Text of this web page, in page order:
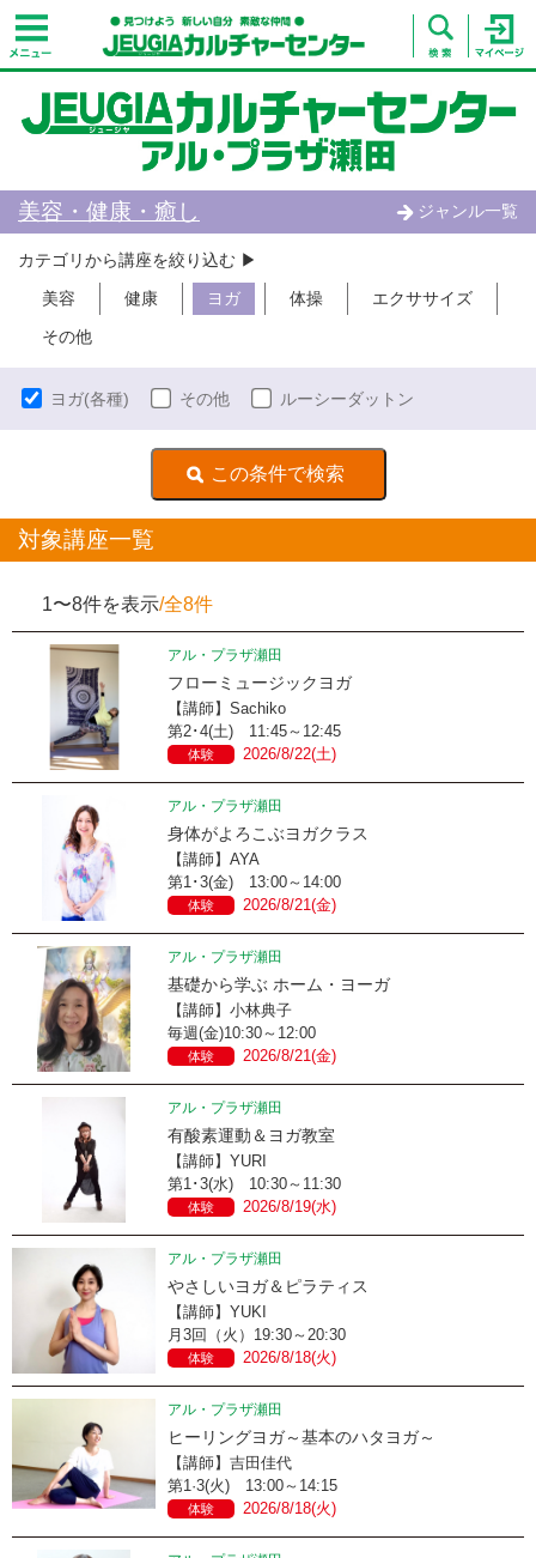
美容・健康・癒し ジャンル一覧
カテゴリから講座を絞り込む ▶︎
美容
健康 ヨガ 体操
エクササイズ
その他
ヨガ(各種) その他 ルーシーダットン
対象講座一覧
1〜8件を表示/全8件
アル・プラザ瀬田
フローミュージックヨガ
【講師】Sachiko
第2･4(土) 11:45～12:45
体験 2026/8/22(土)
アル・プラザ瀬田
身体がよろこぶヨガクラス
【講師】AYA
第1･3(金) 13:00～14:00
体験 2026/8/21(金)
アル・プラザ瀬田
基礎から学ぶ ホーム・ヨーガ
【講師】小林典子
毎週(金)10:30～12:00
体験 2026/8/21(金)
アル・プラザ瀬田
有酸素運動＆ヨガ教室
【講師】YURI
第1･3(水) 10:30～11:30
体験 2026/8/19(水)
アル・プラザ瀬田
やさしいヨガ＆ピラティス
【講師】YUKI
月3回（火）19:30～20:30
体験 2026/8/18(火)
アル・プラザ瀬田
ヒーリングヨガ～基本のハタヨガ～
【講師】吉田佳代
第1·3(火) 13:00～14:15
体験 2026/8/18(火)